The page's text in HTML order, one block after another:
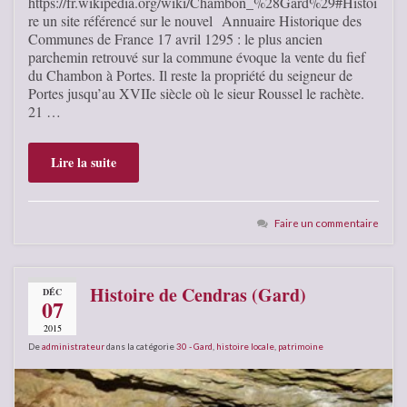
re un site référencé sur le nouvel Annuaire Historique des
Communes de France 17 avril 1295 : le plus ancien
parchemin retrouvé sur la commune évoque la vente du fief
du Chambon à Portes. Il reste la propriété du seigneur de
Portes jusqu’au XVIIe siècle où le sieur Roussel le rachète.
21 …
Lire la suite
Faire un commentaire
DÉC
07
2015
Histoire de Cendras (Gard)
Deadministrateurdans la catégorie30 - Gard, histoire locale, patrimoine